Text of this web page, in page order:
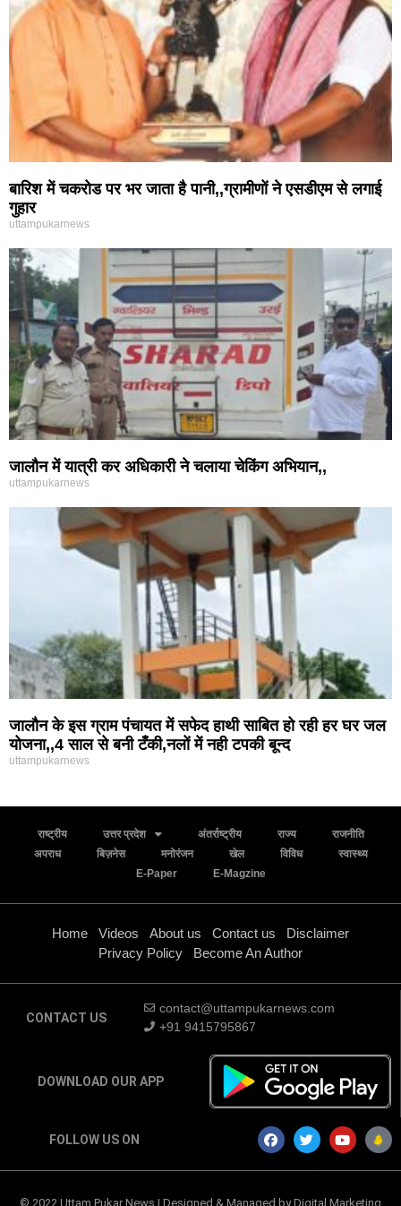
बारिश में चकरोड पर भर जाता है पानी,,ग्रामीणों ने एसडीएम से लगाई
गुहार
uttampukarnews
जालौन में यात्री कर अधिकारी ने चलाया चेकिंग अभियान,,
uttampukarnews
जालौन के इस ग्राम पंचायत में सफेद हाथी साबित हो रही हर घर जल
योजना,,4 साल से बनी टँकी,नलों में नही टपकी बून्द
uttampukarnews
राष्ट्रीय उत्तर प्रदेश अंतर्राष्ट्रीय राज्य
राजनीति
अपराध
बिज़नेस मनोरंजन खेल विविध
स्वास्थ्य
E-Paper
E-Magzine
Home Videos About us Contact us
Disclaimer
Privacy Policy
Become An Author
CONTACT US
contact@uttampukarnews.com
+91 9415795867
DOWNLOAD OUR APP
FOLLOW US ON
© 2022 Uttam Pukar News | Designed & Managed byDigital Marketing